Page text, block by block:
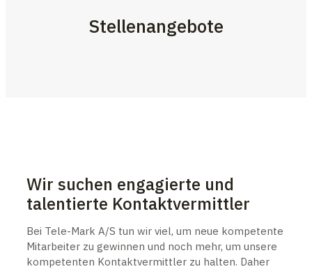
Stellenangebote
Wir suchen engagierte und
talentierte Kontaktvermittler
Bei Tele-Mark A/S tun wir viel, um neue kompetente
Mitarbeiter zu gewinnen und noch mehr, um unsere
kompetenten Kontaktvermittler zu halten. Daher